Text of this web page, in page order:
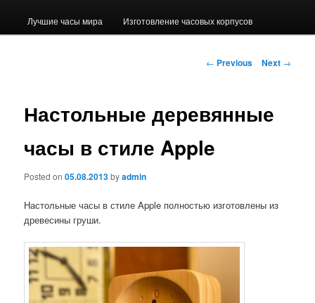
Лучшие часы мира Изготовление часовых корпусов
Post navigation
← Previous Next →
Настольные деревянные
часы в стиле Apple
Posted on05.08.2013byadmin
Настольные часы в стиле Apple полностью изготовлены из
древесины груши.